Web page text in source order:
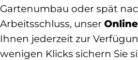
Gartenumbau oder spät
Arbeitsschluss, unser
Ihnen jederzeit zur
wenigen Klicks sichern Sie